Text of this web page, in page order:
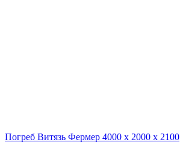
Погреб Витязь Фермер 4000 х 2000 х 2100